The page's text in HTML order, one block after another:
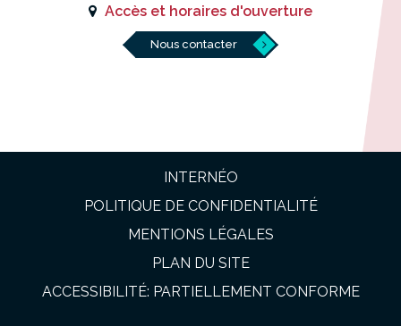
Accès et horaires d'ouverture
Nous contacter
INTERNÉO
POLITIQUE DE CONFIDENTIALITÉ
MENTIONS LÉGALES
PLAN DU SITE
ACCESSIBILITÉ: PARTIELLEMENT CONFORME